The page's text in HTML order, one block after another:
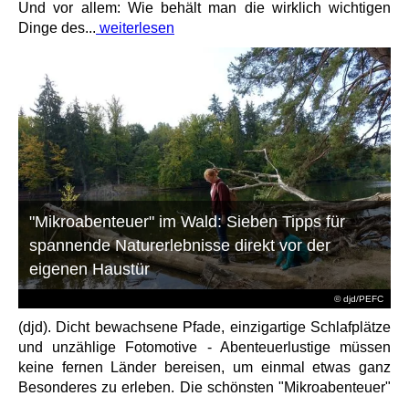
Und vor allem: Wie behält man die wirklich wichtigen
Dinge des... weiterlesen
© djd/PEFC
"Mikroabenteuer" im Wald: Sieben Tipps für
spannende Naturerlebnisse direkt vor der
eigenen Haustür
(djd). Dicht bewachsene Pfade, einzigartige Schlafplätze
und unzählige Fotomotive - Abenteuerlustige müssen
keine fernen Länder bereisen, um einmal etwas ganz
Besonderes zu erleben. Die schönsten "Mikroabenteuer"